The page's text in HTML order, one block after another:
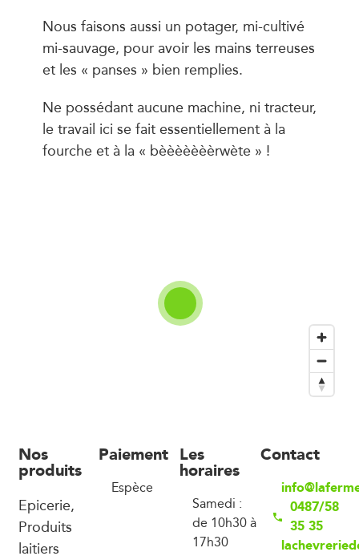
Nous faisons aussi un potager, mi-cultivé
mi-sauvage, pour avoir les mains terreuses
et les « panses » bien remplies.
Ne possédant aucune machine, ni tracteur,
le travail ici se fait essentiellement à la
fourche et à la « bèèèèèèèrwète » !
Nos
produits
Epicerie,
Produits
laitiers
Paiement
Espèce
Les
horaires
Samedi :
de 10h30 à
17h30
Contact
0487/58
35 35